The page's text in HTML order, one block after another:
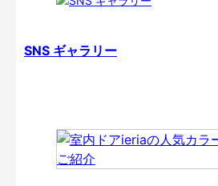
SNS ギャラリー